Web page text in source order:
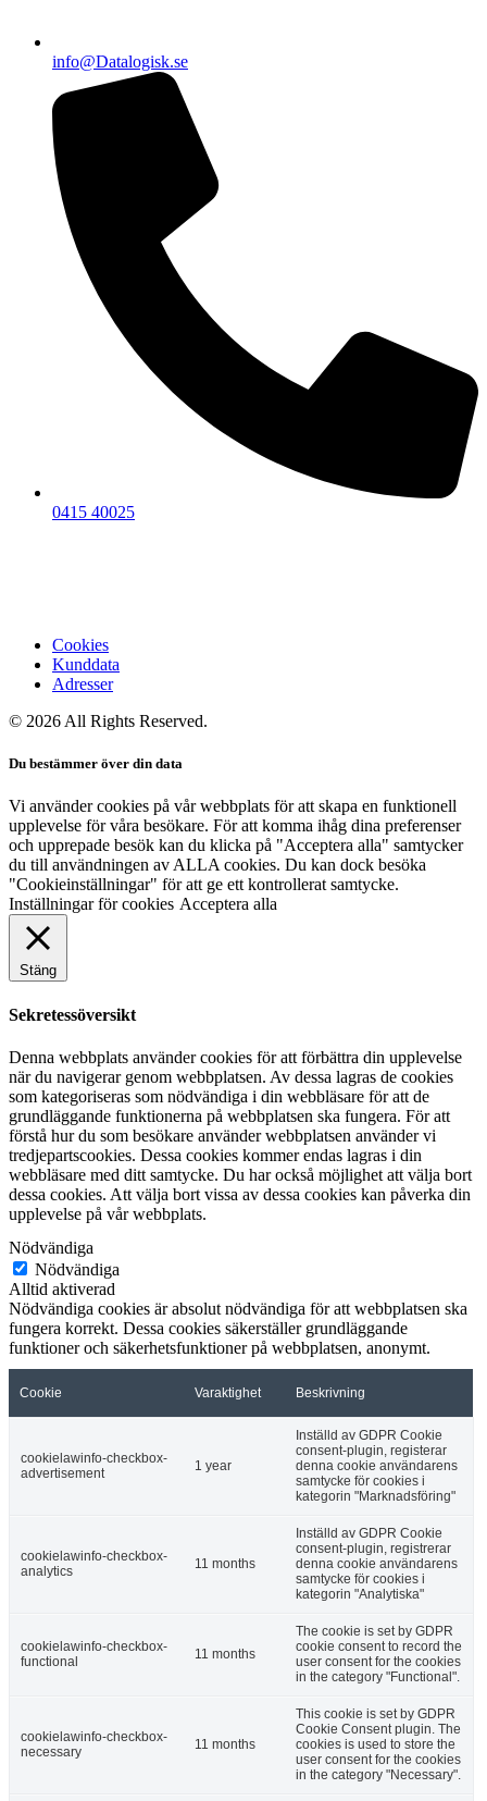
info@Datalogisk.se
0415 40025
Cookies
Kunddata
Adresser
© 2026 All Rights Reserved.
Du bestämmer över din data
Vi använder cookies på vår webbplats för att skapa en funktionell
upplevelse för våra besökare. För att komma ihåg dina preferenser
och upprepade besök kan du klicka på "Acceptera alla" samtycker
du till användningen av ALLA cookies. Du kan dock besöka
"Cookieinställningar" för att ge ett kontrollerat samtycke.
Inställningar för cookies Acceptera alla
Stäng
Sekretessöversikt
Denna webbplats använder cookies för att förbättra din upplevelse
när du navigerar genom webbplatsen. Av dessa lagras de cookies
som kategoriseras som nödvändiga i din webbläsare för att de
grundläggande funktionerna på webbplatsen ska fungera. För att
förstå hur du som besökare använder webbplatsen använder vi
tredjepartscookies. Dessa cookies kommer endas lagras i din
webbläsare med ditt samtycke. Du har också möjlighet att välja bort
dessa cookies. Att välja bort vissa av dessa cookies kan påverka din
upplevelse på vår webbplats.
Nödvändiga
Nödvändiga
Alltid aktiverad
Nödvändiga cookies är absolut nödvändiga för att webbplatsen ska
fungera korrekt. Dessa cookies säkerställer grundläggande
funktioner och säkerhetsfunktioner på webbplatsen, anonymt.
Cookie Varaktighet Beskrivning
cookielawinfo-checkbox-
advertisement
1 year
Inställd av GDPR Cookie
consent-plugin, registerar
denna cookie användarens
samtycke för cookies i
kategorin "Marknadsföring"
cookielawinfo-checkbox-
analytics
11 months
Inställd av GDPR Cookie
consent-plugin, registrerar
denna cookie användarens
samtycke för cookies i
kategorin "Analytiska"
cookielawinfo-checkbox-
functional
11 months
The cookie is set by GDPR
cookie consent to record the
user consent for the cookies
in the category "Functional".
cookielawinfo-checkbox-
necessary
11 months
This cookie is set by GDPR
Cookie Consent plugin. The
cookies is used to store the
user consent for the cookies
in the category "Necessary".